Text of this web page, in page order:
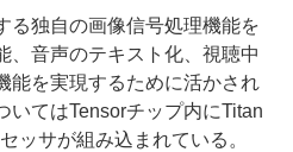
独自の画像信号処理機能を
、音声のテキスト化、視聴中
能を実現するために活かされ
いてはTensorチップ内にTitan
ッサが組み込まれている。